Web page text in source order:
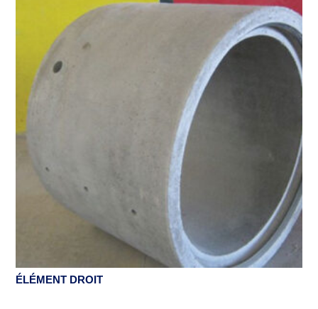
ÉLÉMENT DROIT